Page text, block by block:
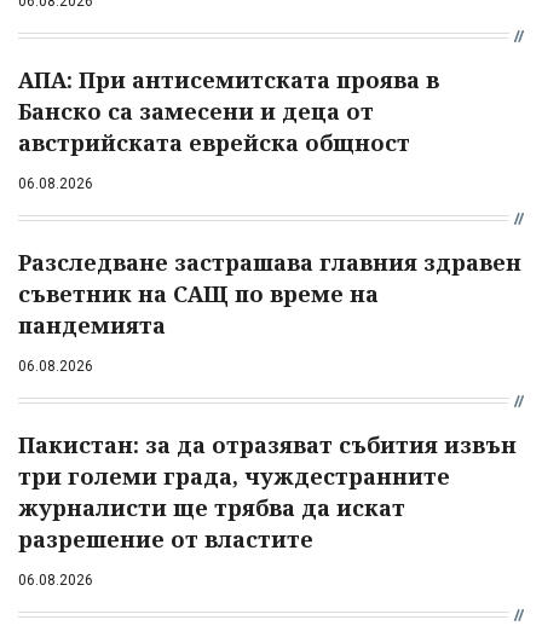
АПА: При антисемитската проява в
Банско са замесени и деца от
австрийската еврейска общност
06.08.2026
Разследване застрашава главния здравен
съветник на САЩ по време на
пандемията
06.08.2026
Пакистан: за да отразяват събития извън
три големи града, чуждестранните
журналисти ще трябва да искат
разрешение от властите
06.08.2026